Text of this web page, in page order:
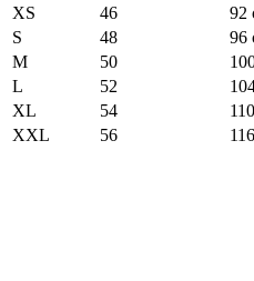
XS
46 92
S
48 96
M
50
L
52
XL
54
XXL
56